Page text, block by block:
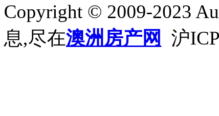
Copyright © 2009-2023
息,尽在澳洲房产网 沪